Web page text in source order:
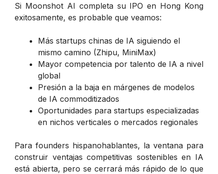
Si Moonshot AI completa su IPO en Hong Kong
exitosamente, es probable que veamos:
Más startups chinas de IA siguiendo el
mismo camino (Zhipu, MiniMax)
Mayor competencia por talento de IA a nivel
global
Presión a la baja en márgenes de modelos
de IA commoditizados
Oportunidades para startups especializadas
en nichos verticales o mercados regionales
Para founders hispanohablantes, la ventana para
construir ventajas competitivas sostenibles en IA
está abierta, pero se cerrará más rápido de lo que